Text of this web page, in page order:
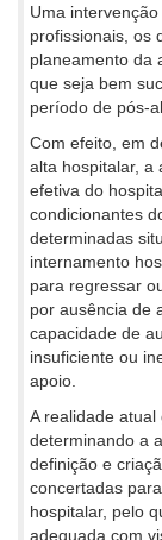
Uma
profissionais, os
planeamento da
que seja bem
período de pós-
Com efeito, em
alta hospitalar, a
efetiva do
condicionantes
determinadas
internamento
para regressar
por ausência de
capacidade de
insuficiente ou
apoio.
A realidade
determinando a
definição e
concertadas
hospitalar, pelo
adequada com